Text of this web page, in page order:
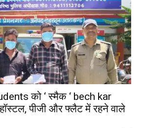
को ‘ स्मैक ‘ bech kar
पीजी और फ्लैट में रहने वाले